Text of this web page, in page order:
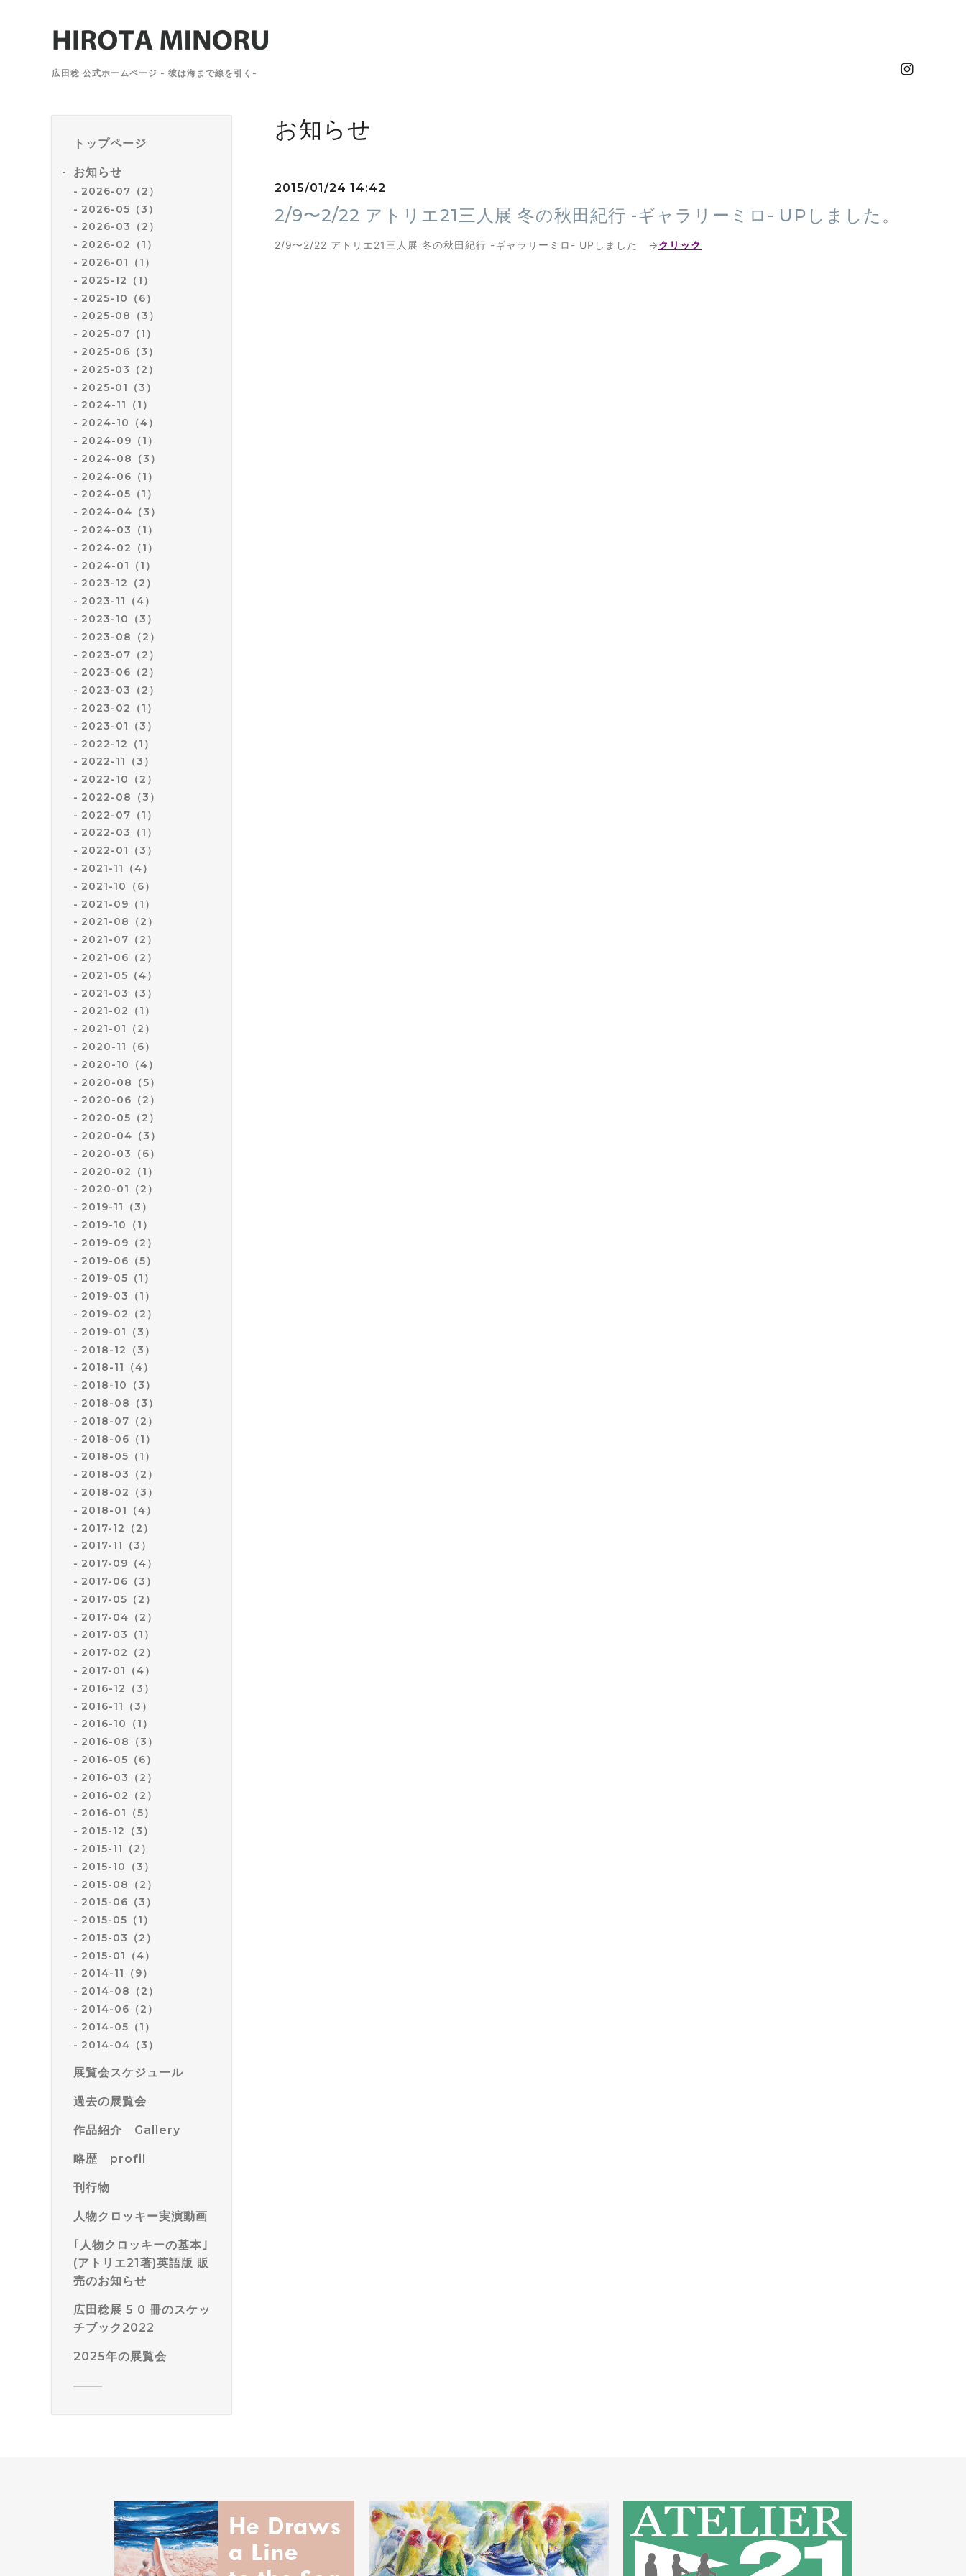
広田稔 公式ホームページ - 彼は海まで線を引く-
トップページ
お知らせ
2026-07（2）
2026-05（3）
2026-03（2）
2026-02（1）
2026-01（1）
2025-12（1）
2025-10（6）
2025-08（3）
2025-07（1）
2025-06（3）
2025-03（2）
2025-01（3）
2024-11（1）
2024-10（4）
2024-09（1）
2024-08（3）
2024-06（1）
2024-05（1）
2024-04（3）
2024-03（1）
2024-02（1）
2024-01（1）
2023-12（2）
2023-11（4）
2023-10（3）
2023-08（2）
2023-07（2）
2023-06（2）
2023-03（2）
2023-02（1）
2023-01（3）
2022-12（1）
2022-11（3）
2022-10（2）
2022-08（3）
2022-07（1）
2022-03（1）
2022-01（3）
2021-11（4）
2021-10（6）
2021-09（1）
2021-08（2）
2021-07（2）
2021-06（2）
2021-05（4）
2021-03（3）
2021-02（1）
2021-01（2）
2020-11（6）
2020-10（4）
2020-08（5）
2020-06（2）
2020-05（2）
2020-04（3）
2020-03（6）
2020-02（1）
2020-01（2）
2019-11（3）
2019-10（1）
2019-09（2）
2019-06（5）
2019-05（1）
2019-03（1）
2019-02（2）
2019-01（3）
2018-12（3）
2018-11（4）
2018-10（3）
2018-08（3）
2018-07（2）
2018-06（1）
2018-05（1）
2018-03（2）
2018-02（3）
2018-01（4）
2017-12（2）
2017-11（3）
2017-09（4）
2017-06（3）
2017-05（2）
2017-04（2）
2017-03（1）
2017-02（2）
2017-01（4）
2016-12（3）
2016-11（3）
2016-10（1）
2016-08（3）
2016-05（6）
2016-03（2）
2016-02（2）
2016-01（5）
2015-12（3）
2015-11（2）
2015-10（3）
2015-08（2）
2015-06（3）
2015-05（1）
2015-03（2）
2015-01（4）
2014-11（9）
2014-08（2）
2014-06（2）
2014-05（1）
2014-04（3）
展覧会スケジュール
過去の展覧会
作品紹介 Gallery
略歴 profil
刊行物
人物クロッキー実演動画
｢人物クロッキーの基本｣
(アトリエ21著)英語版 販
売のお知らせ
広田稔展 5 0 冊のスケッ
チブック2022
2025年の展覧会
お知らせ
2015/01/24 14:42
2/9〜2/22 アトリエ21三人展 冬の秋田紀行 -ギャラリーミロ- UPしました。
2/9〜2/22 アトリエ21三人展 冬の秋田紀行 -ギャラリーミロ- UPしました →クリック